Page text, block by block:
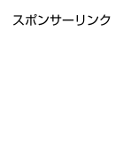
スポンサーリンク